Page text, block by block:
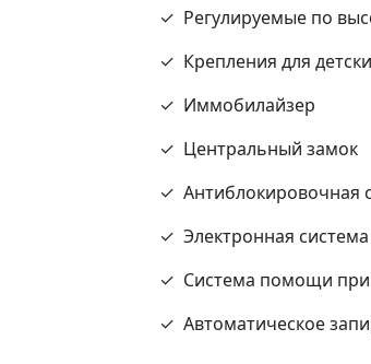
Регулируемые по
Крепления для
Иммобилайзер
Центральный замок
Антиблокировочная
Электронная
Система помощи при
Автоматическое